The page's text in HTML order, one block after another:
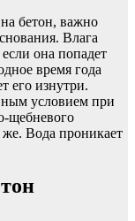
бетон, важно
Влага
она попадет
время года
его изнутри.
условием при
щебневого
же. Вода проникает